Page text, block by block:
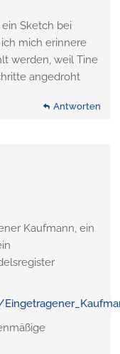
ein Sketch bei
ich mich erinnere
werden, weil Tine
angedroht
Antworten
Kaufmann, ein